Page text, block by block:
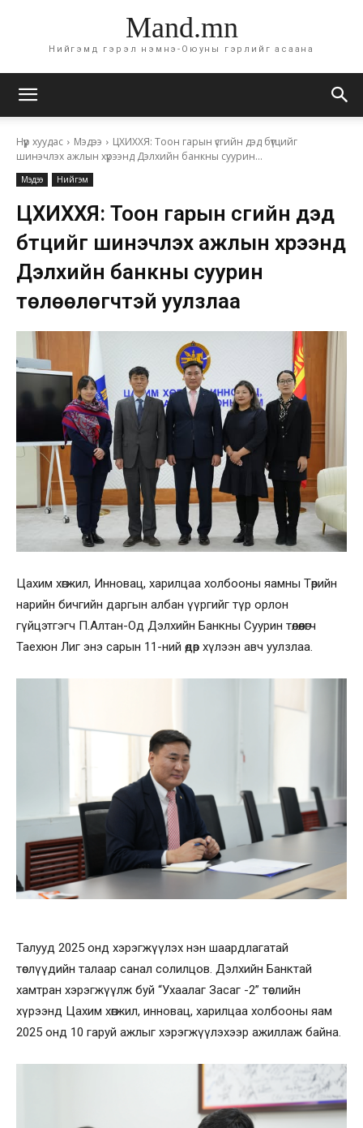
Mand.mn
Нийгэмд гэрэл нэмнэ-Оюуны гэрлийг асаана
Нүүр хуудас Мэдээ
ЦХИХХЯ: Тоон гарын үсгийн дэд бүтцийг
шинэчлэх ажлын хүрээнд Дэлхийн банкны суурин...
Мэдээ Нийгэм
ЦХИХХЯ: Тоон гарын үсгийн дэд
бүтцийг шинэчлэх ажлын хүрээнд
Дэлхийн банкны суурин
төлөөлөгчтэй уулзлаа
Цахим хөгжил, Инновац, харилцаа холбооны яамны Төрийн
нарийн бичгийн даргын албан үүргийг түр орлон
гүйцэтгэгч П.Алтан-Од Дэлхийн Банкны Суурин төлөөлөгч
Таехюн Лиг энэ сарын 11-ний өдөр хүлээн авч уулзлаа.
Талууд 2025 онд хэрэгжүүлэх нэн шаардлагатай
төслүүдийн талаар санал солилцов. Дэлхийн Банктай
хамтран хэрэгжүүлж буй “Ухаалаг Засаг -2” төслийн
хүрээнд Цахим хөгжил, инновац, харилцаа холбооны яам
2025 онд 10 гаруй ажлыг хэрэгжүүлэхээр ажиллаж байна.